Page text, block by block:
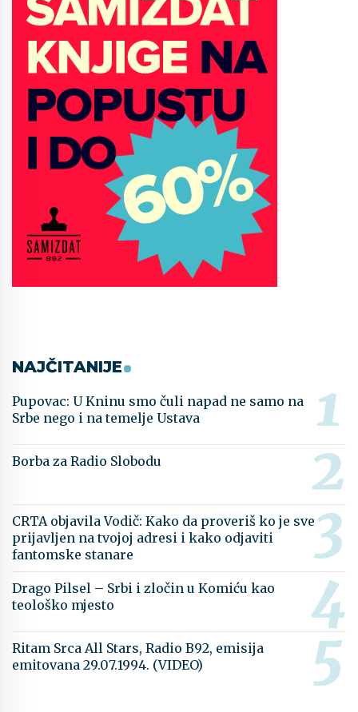
NAJČITANIJE
Pupovac: U Kninu smo čuli napad ne samo na
Srbe nego i na temelje Ustava
Borba za Radio Slobodu
CRTA objavila Vodič: Kako da proveriš ko je sve
prijavljen na tvojoj adresi i kako odjaviti
fantomske stanare
Drago Pilsel – Srbi i zločin u Komiću kao
teološko mjesto
Ritam Srca All Stars, Radio B92, emisija
emitovana 29.07.1994. (VIDEO)